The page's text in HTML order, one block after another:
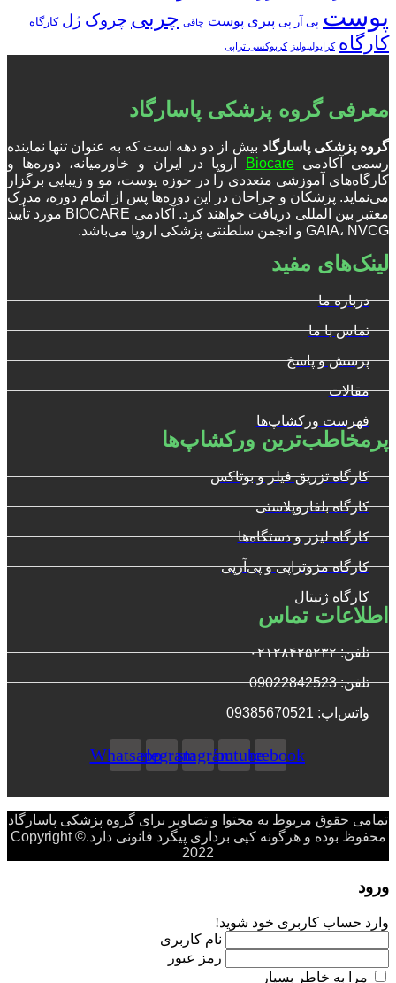
پوست پی آر پی پیری پوست چاقی چربی چروک ژل کارگاه
کارگاه کرایولیپولیز کربوکسی تراپی
معرفی گروه پزشکی پاسارگاد
گروه پزشکی پاسارگاد بیش از دو دهه است که به عنوان تنها نماینده
رسمی آکادمیBiocare
اروپا در ایران و خاورمیانه، دوره‌ها و
کارگاه‌های آموزشی متعددی را در حوزه پوست، مو و زیبایی برگزار
می‌نماید. پزشکان و جراحان در این دوره‌ها پس از اتمام دوره، مدرک
معتبر بین المللی دریافت خواهند کرد. آکادمی BIOCARE مورد تأیید
GAIA، NVCG و انجمن سلطنتی پزشکی اروپا می‌باشد.
لینک‌های مفید
درباره ما
تماس با ما
پرسش و پاسخ
مقالات
فهرست ورکشاپ‌ها
پرمخاطب‌ترین ورکشاپ‌ها
کارگاه تزریق فیلر و بوتاکس
کارگاه بلفاروپلاستی
کارگاه لیزر و دستگاه‌ها
کارگاه مزوتراپی و پی‌آرپی
کارگاه ژنیتال
اطلاعات تماس
تلفن: ۰۲۱۲۸۴۲۵۲۳۲
تلفن: 09022842523
واتس‌‌اپ: 09385670521
Facebook
Youtube
Instagram
Telegram
Whatsapp
تمامی حقوق مربوط به محتوا و تصاویر برای گروه پزشکی پاسارگاد
محفوظ بوده و هرگونه کپی برداری پیگرد قانونی دارد.Copyright ©
2022
ورود
وارد حساب کاربری خود شوید!
نام کاربری
رمز عبور
مرا به خاطر بسپار